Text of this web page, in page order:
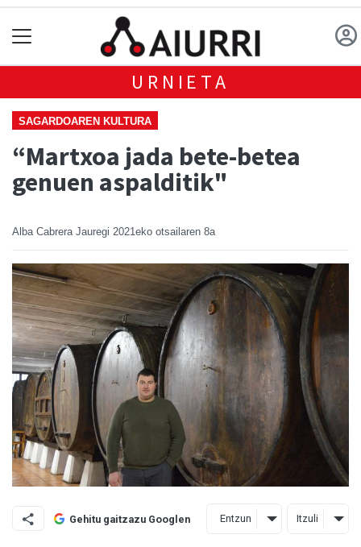
URNIETA
SAGARDOAREN KULTURA
“Martxoa jada bete-betea
genuen aspalditik"
Alba Cabrera Jauregi 2021eko otsailaren 8a
Gehitu gaitzazu Googlen Entzun Itzuli